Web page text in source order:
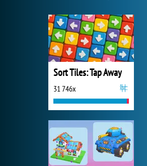
Sort Tiles: Tap Away
31 746x